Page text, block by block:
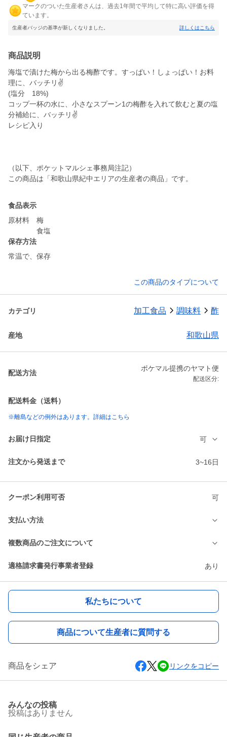
マークのついた生産者さんは、過去1年間で平均して特に高い評価を得
ています。
生産者バッジの基準が新しくなりました。 詳しくはこちら
商品説明
海塩で漬けた梅から出る梅酢です。すっぱい！しょっぱい！お料
理に、バッチリ✌️
(塩分 18%)
コップ一杯の水に、小さなスプーン1の梅酢を入れて飲むと夏の塩
分補給に、バッチリ✌️
レシピ入り
（以下、ポケットマルシェ事務局注記）
この商品は「和歌山県紀中エリアの生産者の商品」です。
食品表示
原材料 梅
食塩
保存方法
この商品のタイプについて
カテゴリ 加工食品 調味料 酢
産地 和歌山県
配送方法
ポケマル提携のヤマト便
配送区分:
配送料金（送料）
※離島などの例外はあります。詳細はこちら
お届け日指定 可
注文から発送まで 3~16日
クーポン利用可否 可
支払い方法
複数商品のご注文について
適格請求書発行事業者登録 あり
私たちについて
商品について生産者に質問する
商品をシェア リンクをコピー
みんなの投稿
投稿はありません